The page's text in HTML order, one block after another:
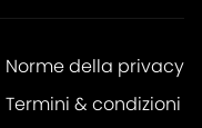
Norme della privacy
Termini & condizioni